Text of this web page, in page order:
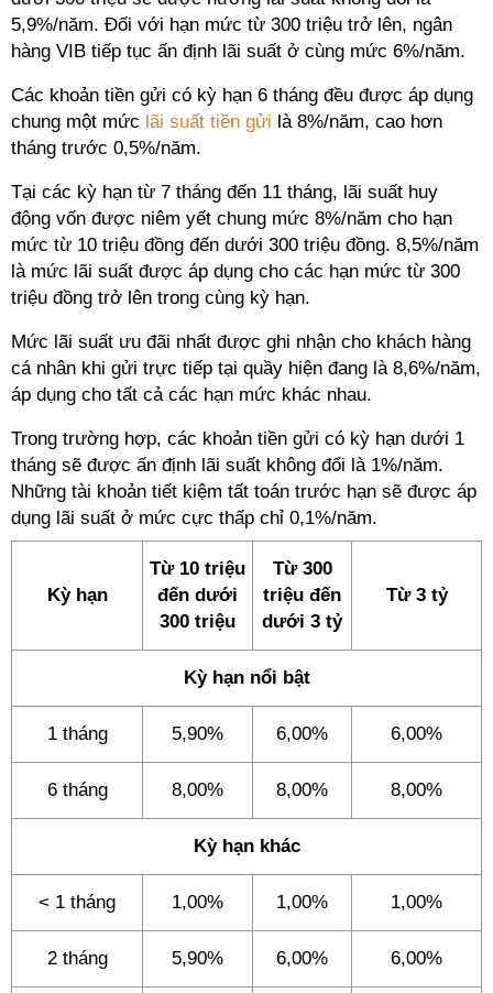
5,9%/năm. Đối với hạn mức từ 300 triệu trở lên, ngân
hàng VIB tiếp tục ấn định lãi suất ở cùng mức 6%/năm.
Các khoản tiền gửi có kỳ hạn 6 tháng đều được áp dụng
chung một mức lãi suất tiền gửi là 8%/năm, cao hơn
tháng trước 0,5%/năm.
Tại các kỳ hạn từ 7 tháng đến 11 tháng, lãi suất huy
động vốn được niêm yết chung mức 8%/năm cho hạn
mức từ 10 triệu đồng đến dưới 300 triệu đồng. 8,5%/năm
là mức lãi suất được áp dụng cho các hạn mức từ 300
triệu đồng trở lên trong cùng kỳ hạn.
Mức lãi suất ưu đãi nhất được ghi nhận cho khách hàng
cá nhân khi gửi trực tiếp tại quầy hiện đang là 8,6%/năm,
áp dụng cho tất cả các hạn mức khác nhau.
Trong trường hợp, các khoản tiền gửi có kỳ hạn dưới 1
tháng sẽ được ấn định lãi suất không đổi là 1%/năm.
Những tài khoản tiết kiệm tất toán trước hạn sẽ được áp
dụng lãi suất ở mức cực thấp chỉ 0,1%/năm.
Kỳ hạn
Từ 10 triệu
đến dưới
300 triệu
Từ 300
triệu đến
dưới 3 tỷ
Từ 3 tỷ
Kỳ hạn nổi bật
1 tháng 5,90% 6,00% 6,00%
6 tháng 8,00% 8,00% 8,00%
Kỳ hạn khác
< 1 tháng 1,00% 1,00% 1,00%
2 tháng 5,90% 6,00% 6,00%